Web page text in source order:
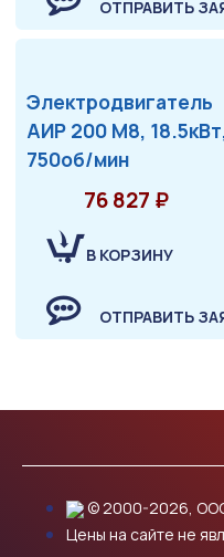
ОТПРАВИТЬ
Электродвигатель
АИР 200 М8,
750об/мин
76 827 ₽
В КОРЗИНУ
ОТПРАВИТЬ
© 2000-2026,
Цены на сайте не